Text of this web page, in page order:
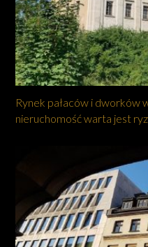
Rynek pałaców i dworków
nieruchomość warta jest